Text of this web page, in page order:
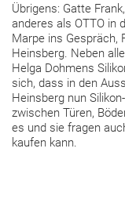
Übrigens: Gatte
anderes als OTTO in
Marpe ins Gespräch,
Heinsberg. Neben
Helga Dohmens
sich, dass in den
Heinsberg nun
zwischen Türen,
es und sie fragen
kaufen kann.